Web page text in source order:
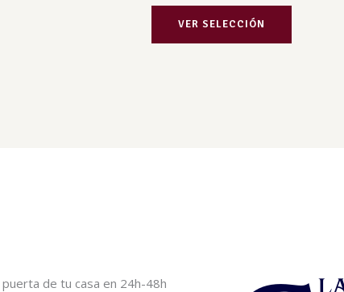
VER SELECCIÓN
de tu casa en 24h-48h